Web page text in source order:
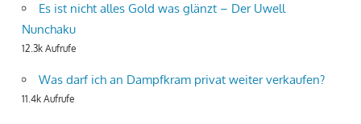
Es ist nicht alles Gold was glänzt – Der Uwell
Nunchaku
12.3k Aufrufe
Was darf ich an Dampfkram privat weiter verkaufen?
11.4k Aufrufe